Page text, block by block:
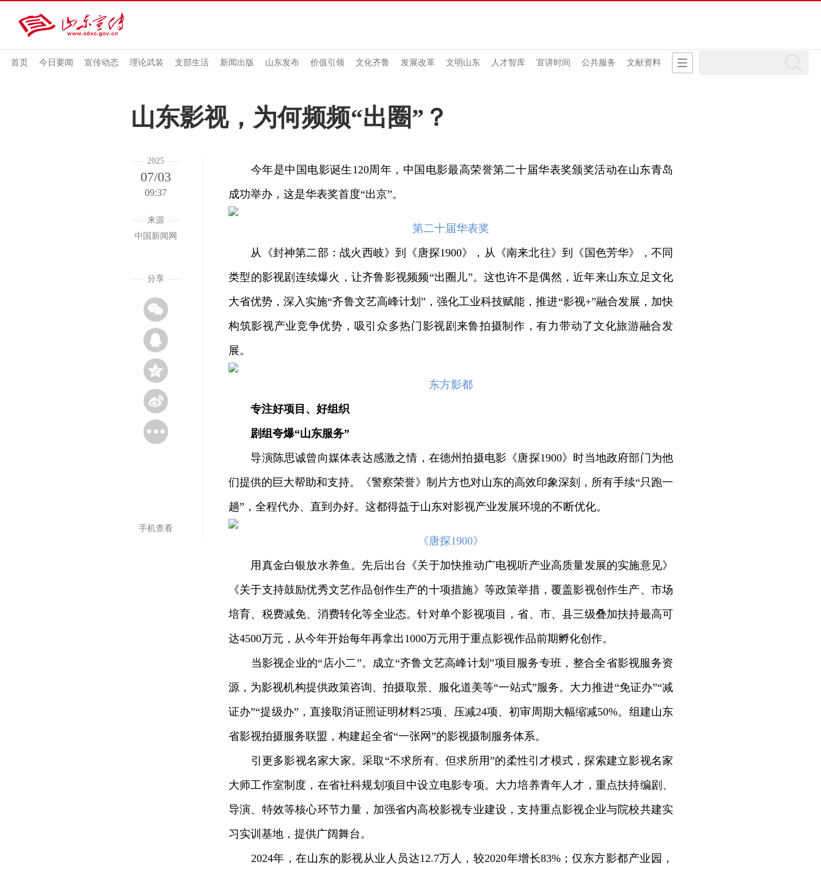
首页 今日要闻 宣传动态 理论武装 支部生活 新闻出版 山东发布 价值引领 文化齐鲁 发展改革 文明山东 人才智库 宣讲时间 公共服务 文献资料
山东影视，为何频频“出圈”？
2025
07/03
09:37
来源
中国新闻网
分享
手机查看
今年是中国电影诞生120周年，中国电影最高荣誉第二十届华表奖颁奖活动在山东青岛
成功举办，这是华表奖首度“出京”。
第二十届华表奖
从《封神第二部：战火西岐》到《唐探1900》，从《南来北往》到《国色芳华》，不同
类型的影视剧连续爆火，让齐鲁影视频频“出圈儿”。这也许不是偶然，近年来山东立足文化
大省优势，深入实施“齐鲁文艺高峰计划”，强化工业科技赋能，推进“影视+”融合发展，加快
构筑影视产业竞争优势，吸引众多热门影视剧来鲁拍摄制作，有力带动了文化旅游融合发
展。
东方影都
专注好项目、好组织
剧组夸爆“山东服务”
导演陈思诚曾向媒体表达感激之情，在德州拍摄电影《唐探1900》时当地政府部门为他
们提供的巨大帮助和支持。《警察荣誉》制片方也对山东的高效印象深刻，所有手续“只跑一
趟”，全程代办、直到办好。这都得益于山东对影视产业发展环境的不断优化。
《唐探1900》
用真金白银放水养鱼。先后出台《关于加快推动广电视听产业高质量发展的实施意见》
《关于支持鼓励优秀文艺作品创作生产的十项措施》等政策举措，覆盖影视创作生产、市场
培育、税费减免、消费转化等全业态。针对单个影视项目，省、市、县三级叠加扶持最高可
达4500万元，从今年开始每年再拿出1000万元用于重点影视作品前期孵化创作。
当影视企业的“店小二”。成立“齐鲁文艺高峰计划”项目服务专班，整合全省影视服务资
源，为影视机构提供政策咨询、拍摄取景、服化道美等“一站式”服务。大力推进“免证办”“减
证办”“提级办”，直接取消证照证明材料25项、压减24项、初审周期大幅缩减50%。组建山东
省影视拍摄服务联盟，构建起全省“一张网”的影视摄制服务体系。
引更多影视名家大家。采取“不求所有、但求所用”的柔性引才模式，探索建立影视名家
大师工作室制度，在省社科规划项目中设立电影专项。大力培养青年人才，重点扶持编剧、
导演、特效等核心环节力量，加强省内高校影视专业建设，支持重点影视企业与院校共建实
习实训基地，提供广阔舞台。
2024年，在山东的影视从业人员达12.7万人，较2020年增长83%；仅东方影都产业园，